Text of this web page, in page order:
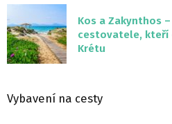
Kos a Zakynthos
cestovatele, kteří
Krétu
Vybavení na cesty